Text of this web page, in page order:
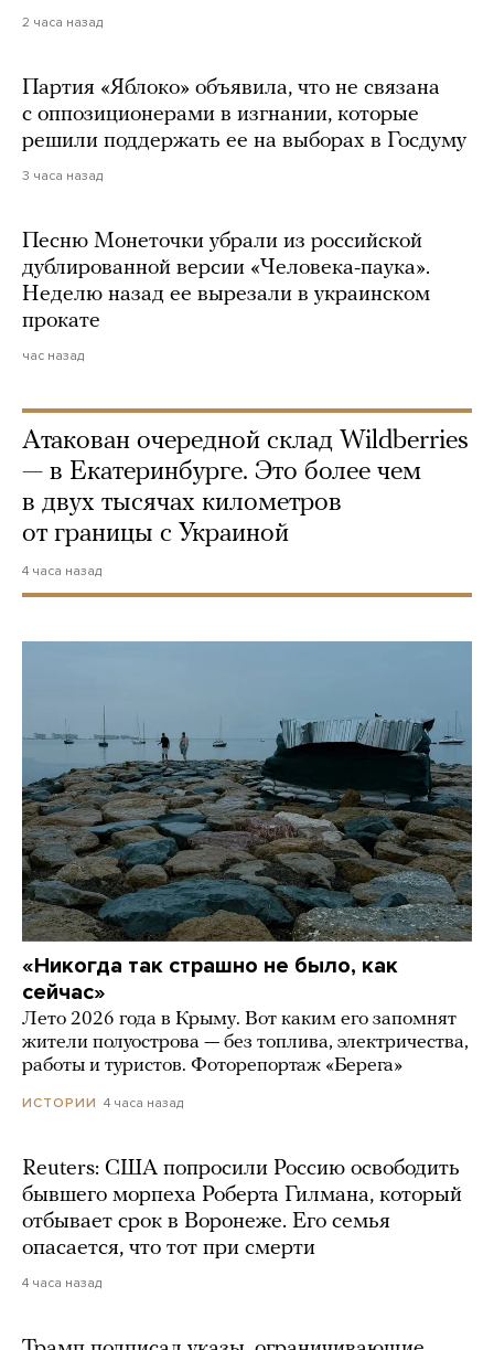
2 часа назад
Партия «Яблоко» объявила, что не связана
с оппозиционерами в изгнании, которые
решили поддержать ее на выборах в Госдуму
3 часа назад
Песню Монеточки убрали из российской
дублированной версии «Человека-паука».
Неделю назад ее вырезали в украинском
прокате
час назад
Атакован очередной склад Wildberries
— в Екатеринбурге. Это более чем
в двух тысячах километров
от границы с Украиной
4 часа назад
«Никогда так страшно не было, как
сейчас»
Лето 2026 года в Крыму. Вот каким его запомнят
жители полуострова — без топлива, электричества,
работы и туристов. Фоторепортаж «Берега»
ИСТОРИИ 4 часа назад
Reuters: США попросили Россию освободить
бывшего морпеха Роберта Гилмана, который
отбывает срок в Воронеже. Его семья
опасается, что тот при смерти
4 часа назад